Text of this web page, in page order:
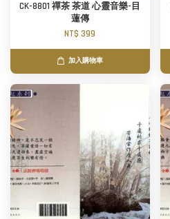
CK-8801 禪茶 茶道 心靈音樂-目
蓮傳
NT$ 399
加入購物車